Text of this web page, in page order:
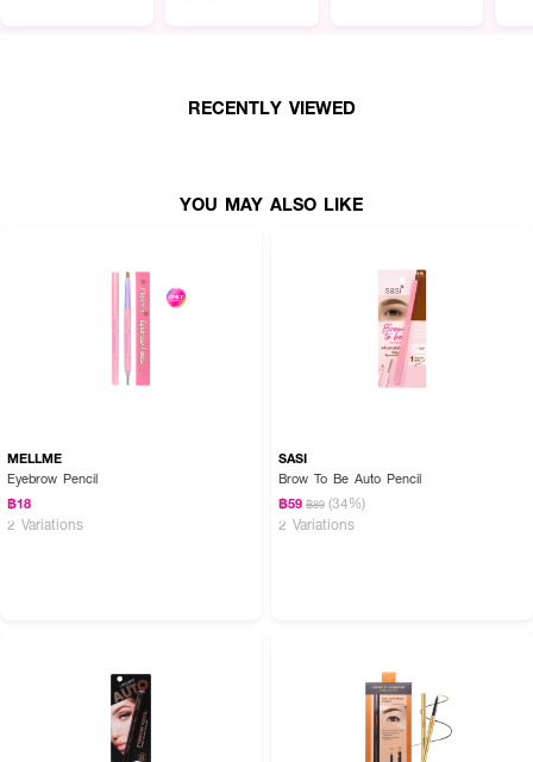
· FDA Registration No. : 11-1-6700025576
ใช้สำหรับตกแต่งบริเวณคิ้ว
RECENTLY VIEWED
YOU MAY ALSO LIKE
MELLME
Eyebrow Pencil
฿18
2 Variations
SASI
Brow To Be Auto Pencil
฿59 ฿89 (34%)
2 Variations